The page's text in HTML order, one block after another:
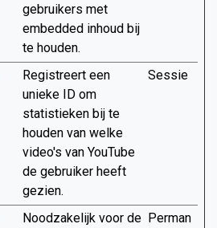
gebruikers met
embedded inhoud bij
te houden.
Registreert een
unieke ID om
statistieken bij te
houden van welke
video's van YouTube
de gebruiker heeft
gezien.
Sessie
Noodzakelijk voor de Perman